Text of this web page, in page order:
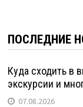
ПОСЛЕДНИЕ
Куда сходить в
экскурсии и
07.08.2026